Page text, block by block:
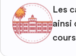
Les
ainsi